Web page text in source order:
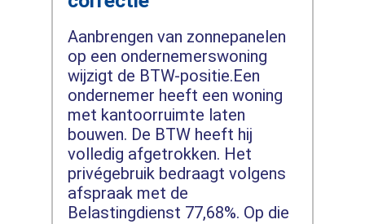
Aanbrengen van zonnepanelen
op een ondernemerswoning
wijzigt de BTW-positie.Een
ondernemer heeft een woning
met kantoorruimte laten
bouwen. De BTW heeft hij
volledig afgetrokken. Het
privégebruik bedraagt volgens
afspraak met de
Belastingdienst 77,68%. Op die